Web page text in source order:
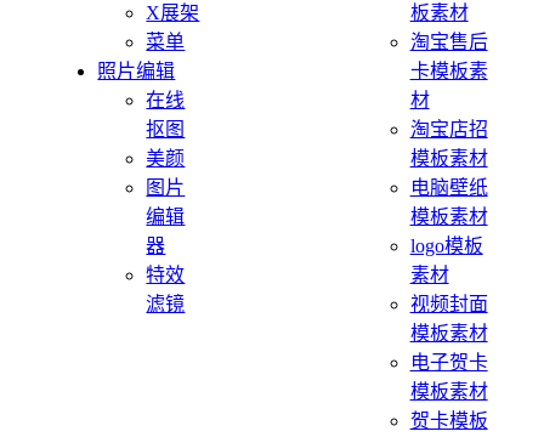
X展架
菜单
照片编辑
在线
抠图
美颜
图片
编辑
器
特效
滤镜
板素材
淘宝售后
卡模板素
材
淘宝店招
模板素材
电脑壁纸
模板素材
logo模板
素材
视频封面
模板素材
电子贺卡
模板素材
贺卡模板